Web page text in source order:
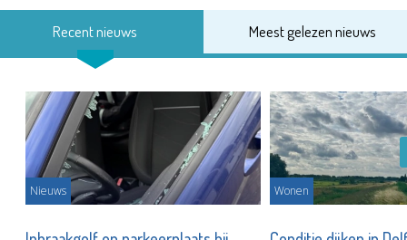
Recent nieuws Meest gelezen nieuws
Nieuws Wonen